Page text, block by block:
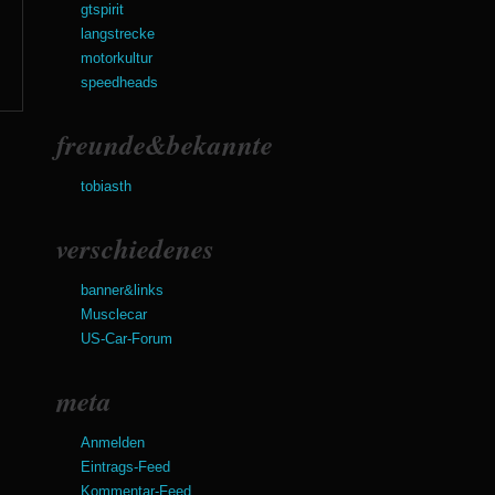
gtspirit
langstrecke
motorkultur
speedheads
freunde&bekannte
tobiasth
verschiedenes
banner&links
Musclecar
US-Car-Forum
meta
Anmelden
Eintrags-Feed
Kommentar-Feed